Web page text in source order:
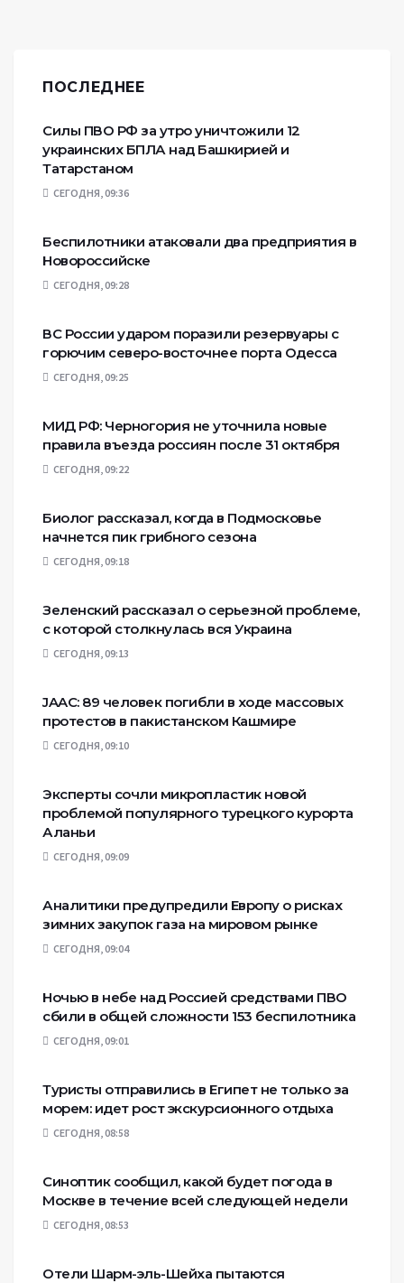
ПОСЛЕДНЕЕ
Силы ПВО РФ за утро уничтожили 12
украинских БПЛА над Башкирией и
Татарстаном
СЕГОДНЯ, 09:36
Беспилотники атаковали два предприятия в
Новороссийске
СЕГОДНЯ, 09:28
ВС России ударом поразили резервуары с
горючим северо-восточнее порта Одесса
СЕГОДНЯ, 09:25
МИД РФ: Черногория не уточнила новые
правила въезда россиян после 31 октября
СЕГОДНЯ, 09:22
Биолог рассказал, когда в Подмосковье
начнется пик грибного сезона
СЕГОДНЯ, 09:18
Зеленский рассказал о серьезной проблеме,
с которой столкнулась вся Украина
СЕГОДНЯ, 09:13
JAAC: 89 человек погибли в ходе массовых
протестов в пакистанском Кашмире
СЕГОДНЯ, 09:10
Эксперты сочли микропластик новой
проблемой популярного турецкого курорта
Аланьи
СЕГОДНЯ, 09:09
Аналитики предупредили Европу о рисках
зимних закупок газа на мировом рынке
СЕГОДНЯ, 09:04
Ночью в небе над Россией средствами ПВО
сбили в общей сложности 153 беспилотника
СЕГОДНЯ, 09:01
Туристы отправились в Египет не только за
морем: идет рост экскурсионного отдыха
СЕГОДНЯ, 08:58
Синоптик сообщил, какой будет погода в
Москве в течение всей следующей недели
СЕГОДНЯ, 08:53
Отели Шарм-эль-Шейха пытаются